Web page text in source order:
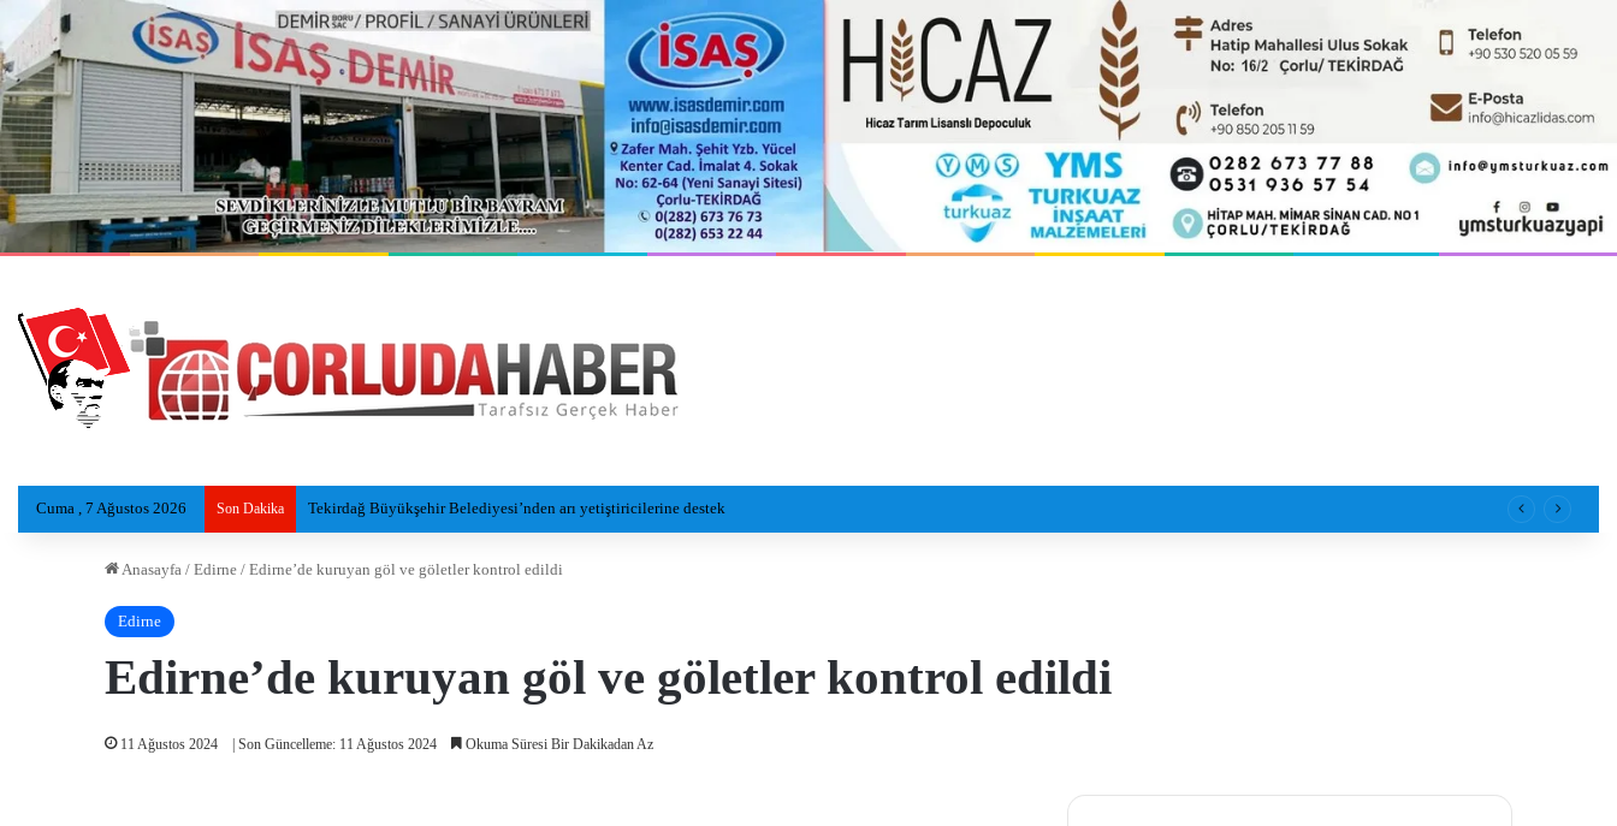
Cuma , 7 Ağustos 2026 Son Dakika Serinlemek İçin Göle Giren Adamın Cansız Bedeni Bulundu
Anasayfa / Edirne / Edirne’de kuruyan göl ve göletler kontrol edildi
Edirne
Edirne’de kuruyan göl ve göletler kontrol edildi
11 Ağustos 2024 | Son Güncelleme: 11 Ağustos 2024 Okuma Süresi Bir Dakikadan Az